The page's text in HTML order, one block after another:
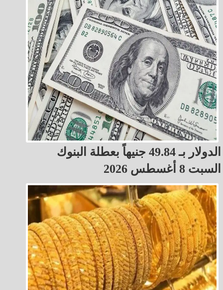
الدولار بـ 49.84 جنيهاً بعطلة البنوك
السبت 8 أغسطس 2026